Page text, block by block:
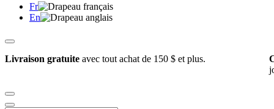
Fr
En
Livraison gratuite avec tout achat de 150 $ et plus.